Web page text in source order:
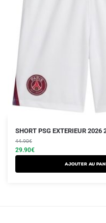
SHORT PSG EXTERIEUR 2026
44.90€
Le
prix
initial
était :
29.90€
Le
prix
actuel
est :
AJOUTER AU
Ce
produit
a